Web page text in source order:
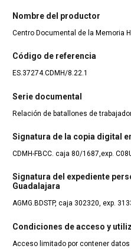
Nombre del productor
Centro Documental de la Memoria
Código de referencia
ES.37274.CDMH/8.22.1
Serie documental
Relación de batallones de
Signatura de la copia digital
CDMH-FBCC. caja 80/1687,exp.
Signatura del expediente
Guadalajara
AGMG.BDSTP, caja 302320, exp.
Condiciones de acceso y
Acceso limitado por contener